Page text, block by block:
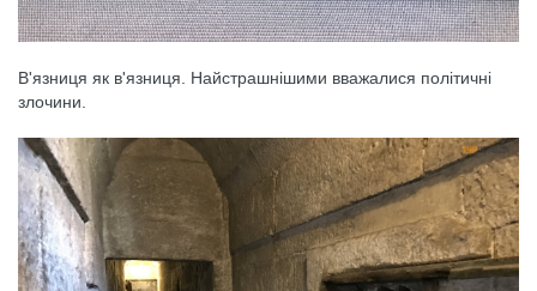
В'язниця як в'язниця. Найстрашнішими вважалися політичні
злочини.